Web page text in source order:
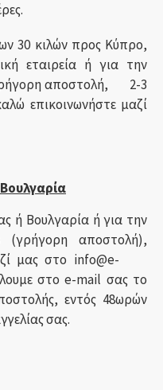
30 κιλών προς Κύπρο,
εταιρεία ή για την
αποστολή, 2-3
επικοινωνήστε μαζί
ή Βουλγαρία ή για την
(γρήγορη αποστολή),
μας στο info@e-
στο e-mail σας το
εντός 48ωρών
σας.